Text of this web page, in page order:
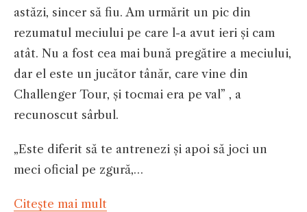
astăzi, sincer să fiu. Am urmărit un pic din
rezumatul meciului pe care l-a avut ieri și cam
atât. Nu a fost cea mai bună pregătire a meciului,
dar el este un jucător tânăr, care vine din
Challenger Tour, și tocmai era pe val” , a
recunoscut sârbul.
„Este diferit să te antrenezi și apoi să joci un
meci oficial pe zgură,…
Citeşte mai mult